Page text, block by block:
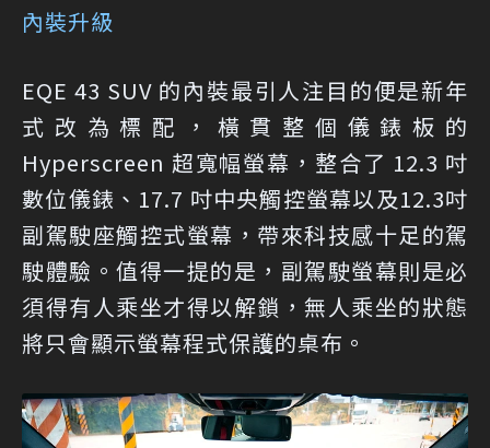
內裝升級
EQE 43 SUV 的內裝最引人注目的便是新年
式改為標配，橫貫整個儀錶板的
Hyperscreen 超寬幅螢幕，整合了 12.3 吋
數位儀錶、17.7 吋中央觸控螢幕以及12.3吋
副駕駛座觸控式螢幕，帶來科技感十足的駕
駛體驗。值得一提的是，副駕駛螢幕則是必
須得有人乘坐才得以解鎖，無人乘坐的狀態
將只會顯示螢幕程式保護的桌布。